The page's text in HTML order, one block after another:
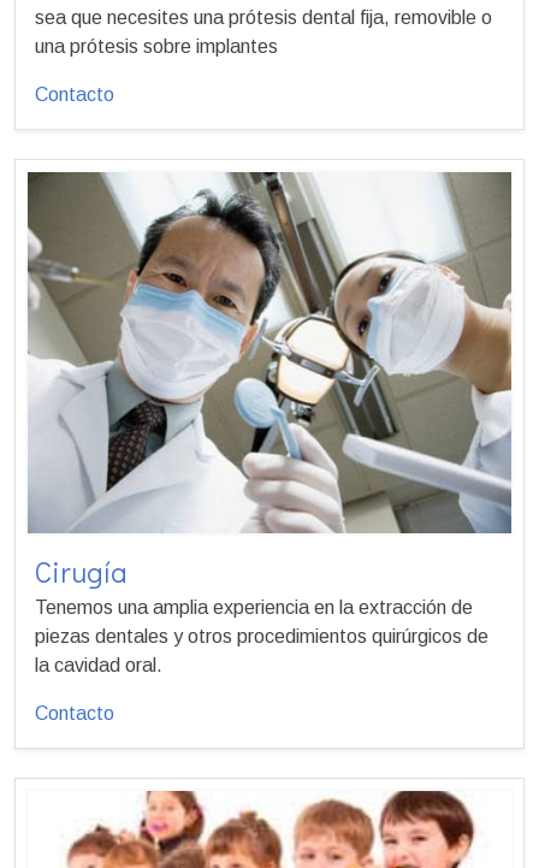
sea que necesites una prótesis dental fija, removible o
una prótesis sobre implantes
Contacto
Cirugía
Tenemos una amplia experiencia en la extracción de
piezas dentales y otros procedimientos quirúrgicos de
la cavidad oral.
Contacto